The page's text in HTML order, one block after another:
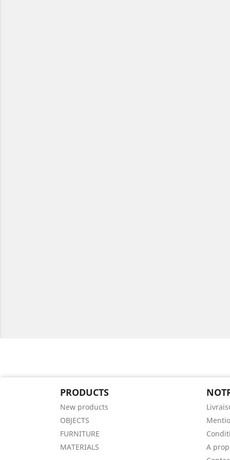
PRODUCTS
New products
OBJECTS
FURNITURE
MATERIALS
A